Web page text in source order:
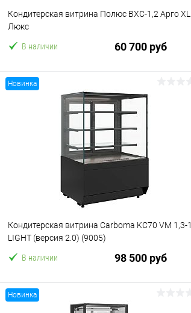
Кондитерская витрина Полюс ВХС-1,2 Арго XL
Люкс
В наличии 60 700 руб
В корзину
Купить в 1 клик Сравнение
В избранное
Новинка
Кондитерская витрина Carboma KC70 VM 1,3-1
LIGHT (версия 2.0) (9005)
В наличии 98 500 руб
В корзину
Новинка